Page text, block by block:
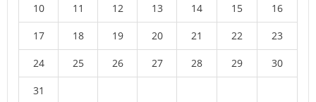
10 11 12 13 14 15 16
17 18 19 20 21 22 23
24 25 26 27 28 29 30
31